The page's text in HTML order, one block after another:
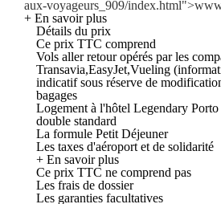
aux-voyageurs_909/
+ En savoir plus
Détails du prix
Ce prix TTC comprend
Vols aller retour opérés par les
Transavia,EasyJet,Vueling
indicatif sous réserve de
bagages
Logement à l'hôtel Legendary
double standard
La formule Petit Déjeuner
Les taxes d'aéroport et de solidarité
+ En savoir plus
Ce prix TTC ne comprend pas
Les frais de dossier
Les garanties facultatives